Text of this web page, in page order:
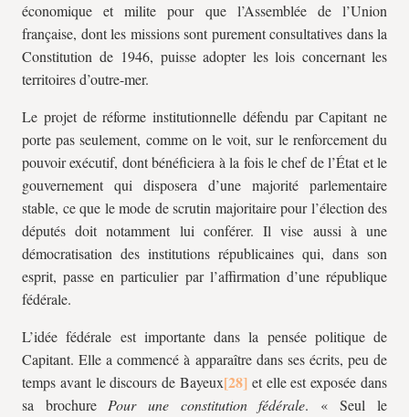
économique et milite pour que l’Assemblée de l’Union
française, dont les missions sont purement consultatives dans la
Constitution de 1946, puisse adopter les lois concernant les
territoires d’outre-mer.
Le projet de réforme institutionnelle défendu par Capitant ne
porte pas seulement, comme on le voit, sur le renforcement du
pouvoir exécutif, dont bénéficiera à la fois le chef de l’État et le
gouvernement qui disposera d’une majorité parlementaire
stable, ce que le mode de scrutin majoritaire pour l’élection des
députés doit notamment lui conférer. Il vise aussi à une
démocratisation des institutions républicaines qui, dans son
esprit, passe en particulier par l’affirmation d’une république
fédérale.
L’idée fédérale est importante dans la pensée politique de
Capitant. Elle a commencé à apparaître dans ses écrits, peu de
temps avant le discours de Bayeux
et elle est exposée dans
sa brochure Pour une constitution fédérale. « Seul le